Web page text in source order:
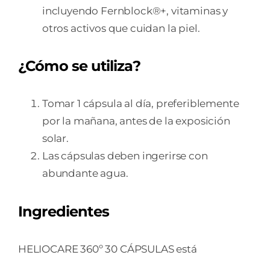
incluyendo Fernblock®+, vitaminas y
otros activos que cuidan la piel.
¿Cómo se utiliza?
Tomar 1 cápsula al día, preferiblemente
por la mañana, antes de la exposición
solar.
Las cápsulas deben ingerirse con
abundante agua.
Ingredientes
HELIOCARE 360º 30 CÁPSULAS está